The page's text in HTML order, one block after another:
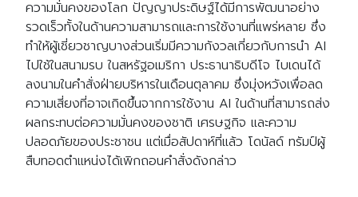
ความมั่นคงของโลก ปัญญาประดิษฐ์ได้มีการพัฒนาอย่าง
รวดเร็วทั้งในด้านความสามารถและการใช้งานที่แพร่หลาย ซึ่ง
ทำให้ผู้เชี่ยวชาญบางส่วนเริ่มมีความกังวลเกี่ยวกับการนำ AI
ไปใช้ในสนามรบ ในสหรัฐอเมริกา ประธานาธิบดีโจ ไบเดนได้
ลงนามในคำสั่งฝ่ายบริหารในเดือนตุลาคม ซึ่งมุ่งหวังเพื่อลด
ความเสี่ยงที่อาจเกิดขึ้นจากการใช้งาน AI ในด้านที่สามารถส่ง
ผลกระทบต่อความมั่นคงของชาติ เศรษฐกิจ และความ
ปลอดภัยของประชาชน แต่เมื่อสัปดาห์ที่แล้ว โดนัลด์ ทรัมป์ผู้
สืบทอดตำแหน่งได้เพิกถอนคำสั่งดังกล่าว